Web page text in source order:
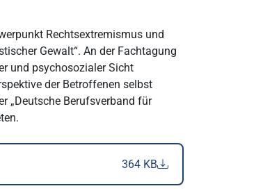
Rechtsextremismus und
Gewalt“. An der Fachtagung
und psychosozialer Sicht
der Betroffenen selbst
„Deutsche Berufsverband für
364 KB